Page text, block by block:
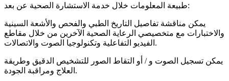
طبيعة المعلومات خلال خدمة الاستشارة الصحية عن بعد:
يمكن مناقشة تفاصيل التاريخ الطبي والفحص والأشعة السينية
والاختبارات مع متخصيصي الرعاية الصحية الآخرين من خلال مقاطع
الفيديو التفاعلية وتكنولوجيا الصوت والاتصالات.
يمكن تسجيل الصوت و / أو التقاط الصور للتشخيص الدقيق وطريقة
العلاج ومراقبة الجودة.